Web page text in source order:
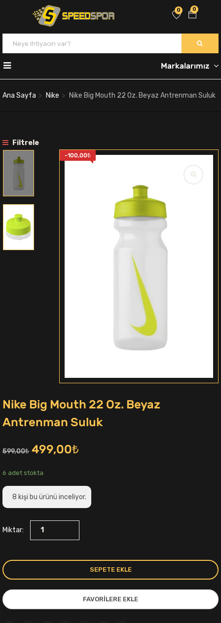
0
0
Markalarımız
Ana Sayfa Nike Nike Big Mouth 22 Oz. Beyaz Antrenman Suluk
Filtrele
-100,00₺
Nike Big Mouth 22 Oz. Beyaz
Antrenman Suluk
599,00₺ Orijinal
fiyat:
599,00₺.
499,00₺
fiyat:
6 adet stokta
8 kişi bu ürünü inceliyor.
Miktar:
SEPETE EKLE
FAVORILERE EKLE